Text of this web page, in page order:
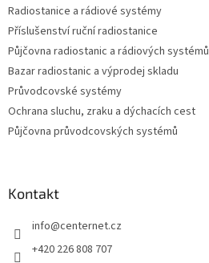
Radiostanice a rádiové systémy
Příslušenství ruční radiostanice
Půjčovna radiostanic a rádiových systémů
Bazar radiostanic a výprodej skladu
Průvodcovské systémy
Ochrana sluchu, zraku a dýchacích cest
Půjčovna průvodcovských systémů
Kontakt
info@centernet.cz
+420 226 808 707